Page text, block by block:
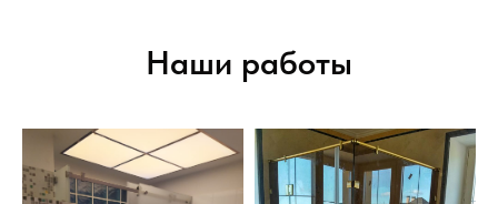
Наши работы